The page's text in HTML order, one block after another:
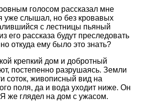
голосом рассказал мне
уже слышал, но без кровавых
с лестницы пьяный
его рассказа будут преследовать
откуда ему было это знать?
крепкий дом и добротный
постепенно разрушаясь. Земли
соток, живописный вид на
поля, да и вода уходит ниже. Он
Я же глядел на дом с ужасом.